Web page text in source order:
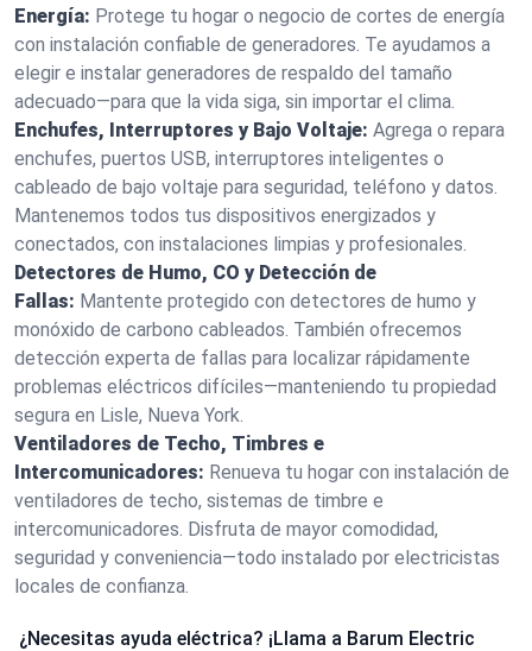
Energía: Protege tu hogar o negocio de cortes de energía
con instalación confiable de generadores. Te ayudamos a
elegir e instalar generadores de respaldo del tamaño
adecuado—para que la vida siga, sin importar el clima.
Enchufes, Interruptores y Bajo Voltaje: Agrega o repara
enchufes, puertos USB, interruptores inteligentes o
cableado de bajo voltaje para seguridad, teléfono y datos.
Mantenemos todos tus dispositivos energizados y
conectados, con instalaciones limpias y profesionales.
Detectores de Humo, CO y Detección de
Fallas: Mantente protegido con detectores de humo y
monóxido de carbono cableados. También ofrecemos
detección experta de fallas para localizar rápidamente
problemas eléctricos difíciles—manteniendo tu propiedad
segura en Lisle, Nueva York.
Ventiladores de Techo, Timbres e
Intercomunicadores: Renueva tu hogar con instalación de
ventiladores de techo, sistemas de timbre e
intercomunicadores. Disfruta de mayor comodidad,
seguridad y conveniencia—todo instalado por electricistas
locales de confianza.
¿Necesitas ayuda eléctrica? ¡Llama a Barum Electric